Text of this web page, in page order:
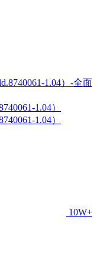
1.04）
1.04）
10W+